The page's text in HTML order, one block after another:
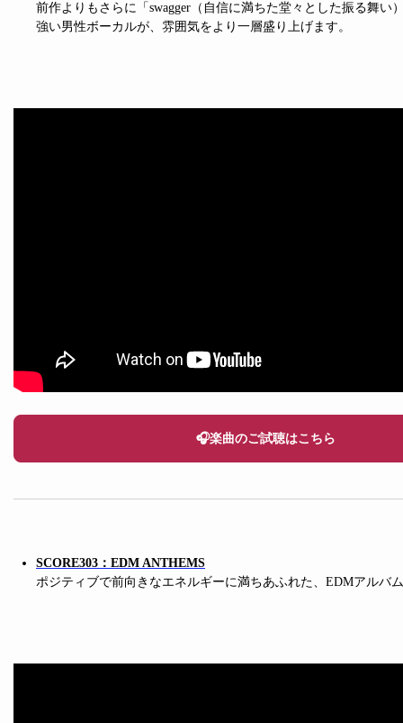
前作よりもさらに「swagger（自信に満ちた堂々とした振る舞い
強い男性ボーカルが、雰囲気をより一層盛り上げます。
🎧楽曲のご試聴はこちら
SCORE303：EDM ANTHEMS
ポジティブで前向きなエネルギーに満ちあふれた、EDMアルバ